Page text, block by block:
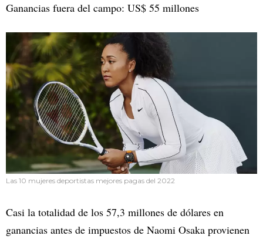
Ganancias fuera del campo: US$ 55 millones
Las 10 mujeres deportistas mejores pagas del 2022
Casi la totalidad de los 57,3 millones de dólares en
ganancias antes de impuestos de Naomi Osaka provienen